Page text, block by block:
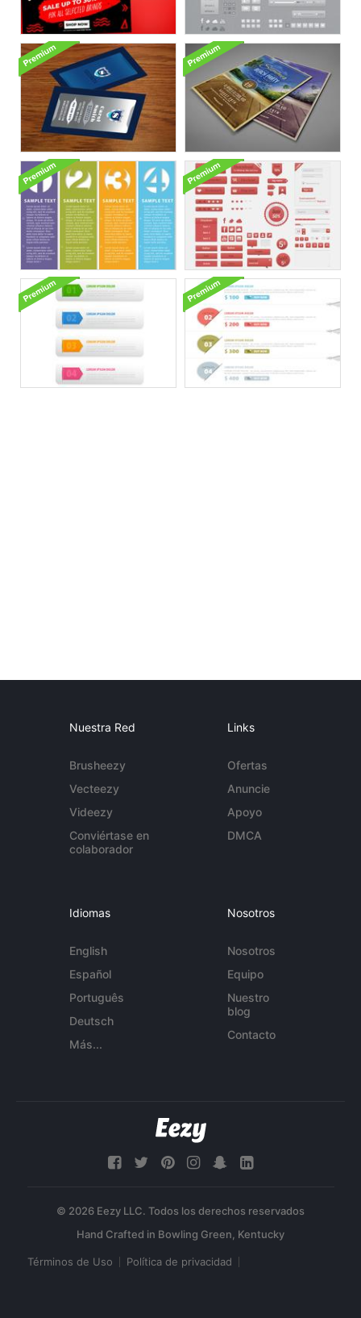
Nuestra Red
Brusheezy
Vecteezy
Videezy
Conviértase en
colaborador
Links
Ofertas
Anuncie
Apoyo
DMCA
Idiomas
English
Español
Português
Deutsch
Más...
Nosotros
Nosotros
Equipo
Nuestro
blog
Contacto
© 2026 Eezy LLC. Todos los derechos reservados
Términos de Uso Política de privacidad